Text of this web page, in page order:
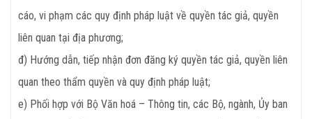
cáo, vi phạm các quy định pháp luật về quyền tác giả, quyền
liên quan tại địa phương;
đ) Hướng dẫn, tiếp nhận đơn đăng ký quyền tác giả, quyền liên
quan theo thẩm quyền và quy định pháp luật;
e) Phối hợp với Bộ Văn hoá – Thông tin, các Bộ, ngành, Ủy ban